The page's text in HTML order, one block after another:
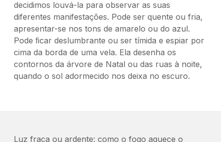
decidimos louvá-la para observar as suas
diferentes manifestações. Pode ser quente ou fria,
apresentar-se nos tons de amarelo ou do azul.
Pode ﬁcar deslumbrante ou ser tímida e espiar por
cima da borda de uma vela. Ela desenha os
contornos da árvore de Natal ou das ruas à noite,
quando o sol adormecido nos deixa no escuro.
Luz fraca ou ardente: como o fogo aquece o